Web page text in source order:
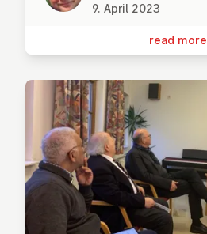
9. April 2023
read more